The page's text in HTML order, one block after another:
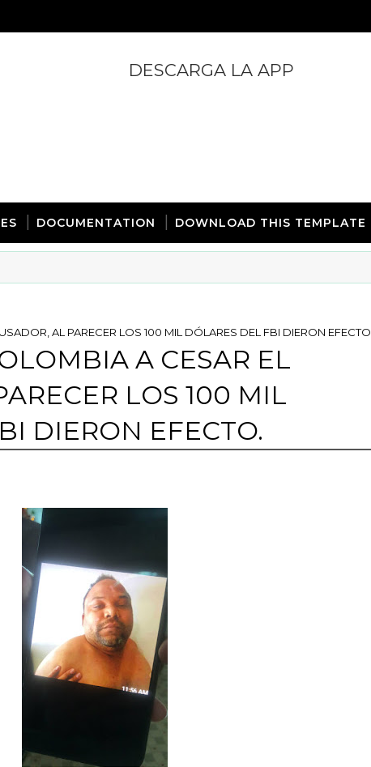
DESCARGA LA APP
DOCUMENTATION DOWNLOAD THIS TEMPLATE
AL PARECER LOS 100 MIL DÓLARES DEL FBI DIERON EFECTO.
A CESAR EL
LOS 100 MIL
DIERON EFECTO.